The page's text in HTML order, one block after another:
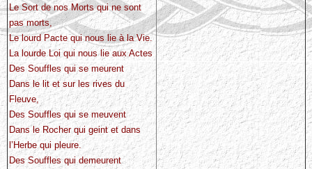
Le Sort de nos Morts qui ne sont
pas morts,
Le lourd Pacte qui nous lie à la Vie.
La lourde Loi qui nous lie aux Actes
Des Souffles qui se meurent
Dans le lit et sur les rives du
Fleuve,
Des Souffles qui se meuvent
Dans le Rocher qui geint et dans
l’Herbe qui pleure.
Des Souffles qui demeurent